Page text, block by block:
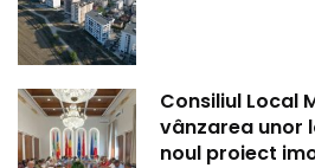
Consiliul Local
vânzarea unor
noul proiect